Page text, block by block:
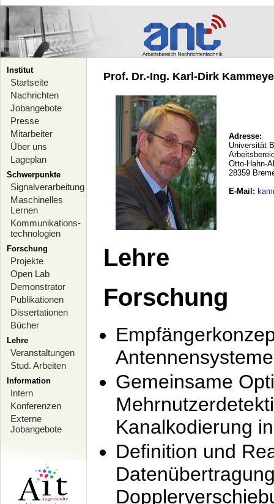
Institut
Startseite
Nachrichten
Jobangebote
Presse
Mitarbeiter
Über uns
Lageplan
Schwerpunkte
Signalverarbeitung
Maschinelles
Lernen
Kommunikations-
technologien
Forschung
Projekte
Open Lab
Demonstrator
Publikationen
Dissertationen
Bücher
Lehre
Veranstaltungen
Stud. Arbeiten
Information
Intern
Konferenzen
Externe
Jobangebote
Prof. Dr.-Ing. Karl-Dirk
Adresse:
Universität
Otto-Hahn-
28359
E-Mail :
Lehre
Forschung
Antennensysteme
Gemeinsame
Kanalkodierung
Definition und